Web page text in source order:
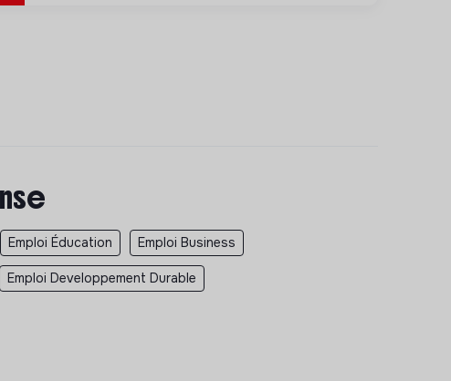
Emploi Éducation Emploi Business
Emploi Developpement Durable